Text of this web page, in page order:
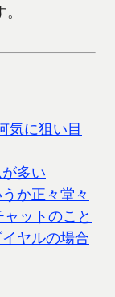
気に狙い目
多い
か正々堂々
ットのこと
ヤルの場合